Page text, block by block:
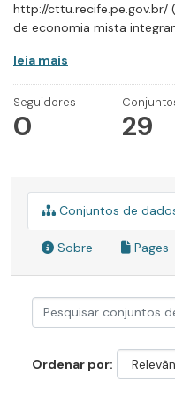
http://cttu.recife.pe.gov.br/
de economia mista
leia mais
Seguidores
0 29
Conjuntos de
Sobre Pages
Ordenar por